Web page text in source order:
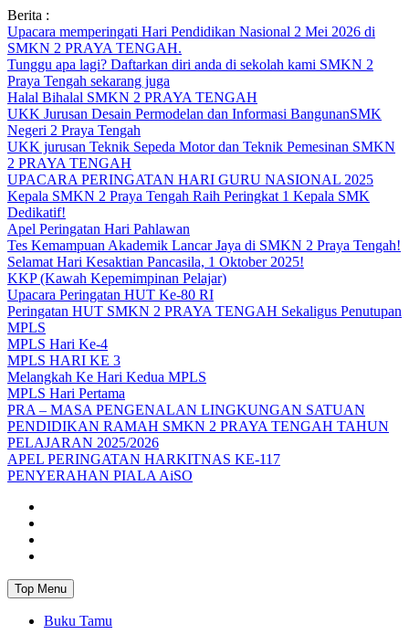
Skip
to
content
Berita :
Upacara memperingati Hari Pendidikan Nasional 2 Mei 2026 di
SMKN 2 PRAYA TENGAH.
Tunggu apa lagi? Daftarkan diri anda di sekolah kami SMKN 2
Praya Tengah sekarang juga
Halal Bihalal SMKN 2 PRAYA TENGAH
UKK Jurusan Desain Permodelan dan Informasi BangunanSMK
Negeri 2 Praya Tengah
UKK jurusan Teknik Sepeda Motor dan Teknik Pemesinan SMKN
2 PRAYA TENGAH
UPACARA PERINGATAN HARI GURU NASIONAL 2025
Kepala SMKN 2 Praya Tengah Raih Peringkat 1 Kepala SMK
Dedikatif!
Apel Peringatan Hari Pahlawan
Tes Kemampuan Akademik Lancar Jaya di SMKN 2 Praya Tengah!
Selamat Hari Kesaktian Pancasila, 1 Oktober 2025!
KKP (Kawah Kepemimpinan Pelajar)
Upacara Peringatan HUT Ke-80 RI
Peringatan HUT SMKN 2 PRAYA TENGAH Sekaligus Penutupan
MPLS
MPLS Hari Ke-4
MPLS HARI KE 3
Melangkah Ke Hari Kedua MPLS
MPLS Hari Pertama
PRA – MASA PENGENALAN LINGKUNGAN SATUAN
PENDIDIKAN RAMAH SMKN 2 PRAYA TENGAH TAHUN
PELAJARAN 2025/2026
APEL PERINGATAN HARKITNAS KE-117
PENYERAHAN PIALA AiSO
Top Menu
Buku Tamu